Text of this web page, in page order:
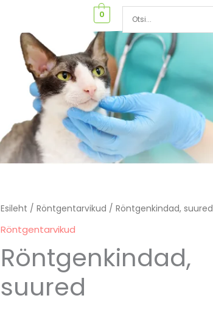
0
Esileht /Röntgentarvikud / Röntgenkindad, suured
Röntgentarvikud
Röntgenkindad,
suured
Röntgenkindad,
suured